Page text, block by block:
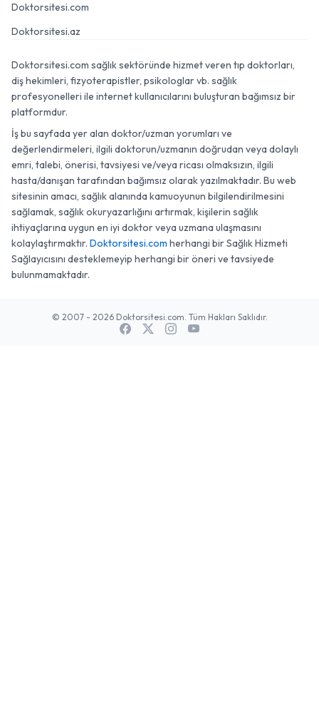
Doktorsitesi.com
Doktorsitesi.az
Doktorsitesi.com sağlık sektöründe hizmet veren tıp doktorları,
diş hekimleri, fizyoterapistler, psikologlar vb. sağlık
profesyonelleri ile internet kullanıcılarını buluşturan bağımsız bir
platformdur.
İş bu sayfada yer alan doktor/uzman yorumları ve
değerlendirmeleri, ilgili doktorun/uzmanın doğrudan veya dolaylı
emri, talebi, önerisi, tavsiyesi ve/veya ricası olmaksızın, ilgili
hasta/danışan tarafından bağımsız olarak yazılmaktadır. Bu web
sitesinin amacı, sağlık alanında kamuoyunun bilgilendirilmesini
sağlamak, sağlık okuryazarlığını artırmak, kişilerin sağlık
ihtiyaçlarına uygun en iyi doktor veya uzmana ulaşmasını
kolaylaştırmaktır. Doktorsitesi.com herhangi bir Sağlık Hizmeti
Sağlayıcısını desteklemeyip herhangi bir öneri ve tavsiyede
bulunmamaktadır.
© 2007 - 2026 Doktorsitesi.com. Tüm Hakları Saklıdır.